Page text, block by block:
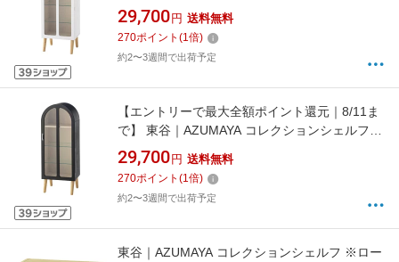
（W36.5×D25×H95cm） PT-621WH ホワイト
【キャンセル・返品不可】
29,700 円 送料無料
270ポイント (1倍)
約2〜3週間で出荷予定
【エントリーで最大全額ポイント還元｜8/11ま
で】 東谷｜AZUMAYA コレクションシェルフ
（W36.5×D25×H95cm） PT-621BK ブラック
【キャンセル・返品不可】
29,700 円 送料無料
270ポイント (1倍)
約2〜3週間で出荷予定
東谷｜AZUMAYA コレクションシェルフ ※ロー